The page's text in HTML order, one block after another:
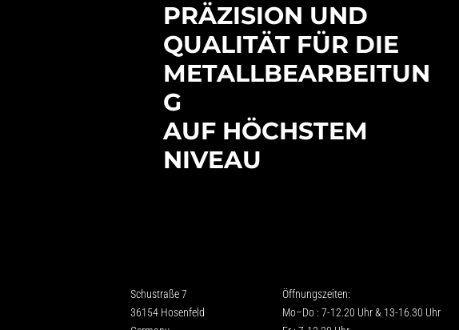
PRÄZISION UND
QUALITÄT FÜR DIE
METALLBEARBEITUN
G
AUF HÖCHSTEM
NIVEAU
Schustraße 7
36154 Hosenfeld
Öffnungszeiten:
Mo–Do : 7-12.20 Uhr & 13-16.30 Uhr